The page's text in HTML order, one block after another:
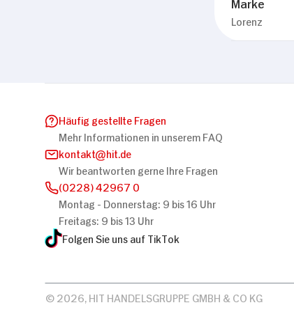
Lorenz
Häufig gestellte Fragen
Mehr Informationen in unserem FAQ
kontakt
hit.de
Wir beantworten gerne Ihre Fragen
(0228) 42967 0
Montag - Donnerstag: 9 bis 16 Uhr
Freitags: 9 bis 13 Uhr
Folgen Sie uns auf TikTok
© 2026, HIT HANDELSGRUPPE GMBH & CO KG